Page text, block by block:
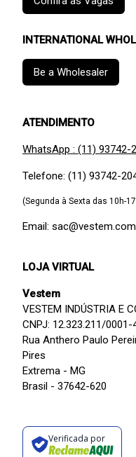
INTERNATIONAL
Be a Wholesaler
ATENDIMENTO
WhatsApp : (11) 93742-
Telefone: (11) 93742-
(Segunda à Sexta das 10h-
Email: sac@vestem.com
LOJA VIRTUAL
Vestem
VESTEM INDÚSTRIA E
CNPJ: 12.323.211/0001-
Rua Anthero Paulo
Pires
Extrema - MG
Brasil - 37642-620
Verificada por